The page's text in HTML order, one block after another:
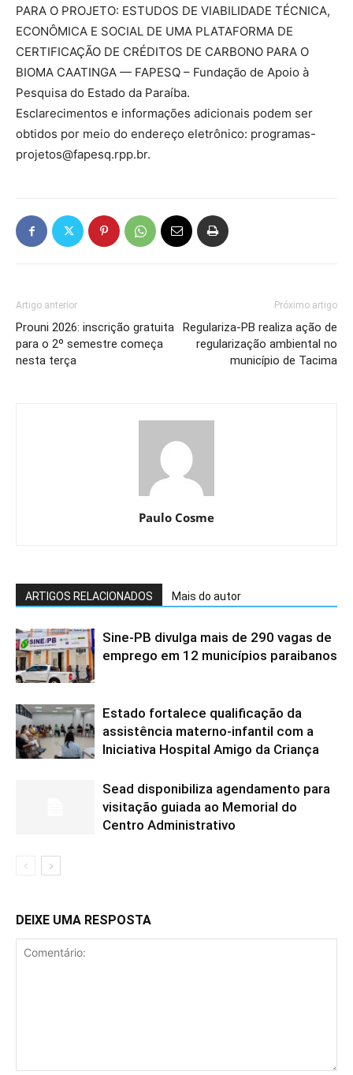
PARA O PROJETO: ESTUDOS DE VIABILIDADE TÉCNICA,
ECONÔMICA E SOCIAL DE UMA PLATAFORMA DE
CERTIFICAÇÃO DE CRÉDITOS DE CARBONO PARA O
BIOMA CAATINGA — FAPESQ – Fundação de Apoio à
Pesquisa do Estado da Paraíba.
Esclarecimentos e informações adicionais podem ser
obtidos por meio do endereço eletrônico: programas-
projetos@fapesq.rpp.br.
Artigo anterior
Prouni 2026: inscrição gratuita
para o 2º semestre começa
nesta terça
Próximo artigo
Regulariza-PB realiza ação de
regularização ambiental no
município de Tacima
Paulo Cosme
ARTIGOS RELACIONADOS Mais do autor
Sine-PB divulga mais de 290 vagas de
emprego em 12 municípios paraibanos
Estado fortalece qualificação da
assistência materno-infantil com a
Iniciativa Hospital Amigo da Criança
Sead disponibiliza agendamento para
visitação guiada ao Memorial do
Centro Administrativo
DEIXE UMA RESPOSTA